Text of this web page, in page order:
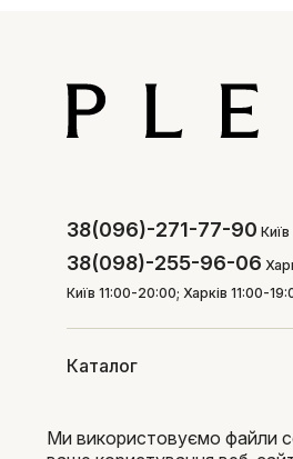
38(096)-271-77-90 Київ
38(098)-255-96-06
Київ 11:00-20:00; Харків 11:00-
Каталог
Покупцям
Ми використовуємо файли